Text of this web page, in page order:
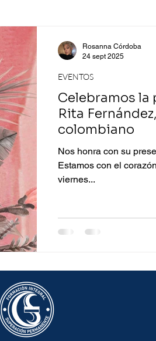
Celebramos la
Rita
colombiano
Nos honra con su
Estamos con el
viernes...
EVENTOS
Rosanna Córdoba
24 sept 2025